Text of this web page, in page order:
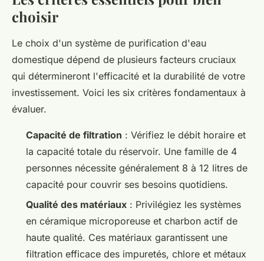
choisir
Le choix d'un système de purification d'eau
domestique dépend de plusieurs facteurs cruciaux
qui détermineront l'efficacité et la durabilité de votre
investissement. Voici les six critères fondamentaux à
évaluer.
Capacité de filtration : Vérifiez le débit horaire et
la capacité totale du réservoir. Une famille de 4
personnes nécessite généralement 8 à 12 litres de
capacité pour couvrir ses besoins quotidiens.
Qualité des matériaux : Privilégiez les systèmes
en céramique microporeuse et charbon actif de
haute qualité. Ces matériaux garantissent une
filtration efficace des impuretés, chlore et métaux